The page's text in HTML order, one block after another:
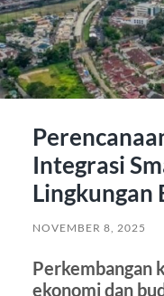
Integrasi
Lingkungan
NOVEMBER 8, 2025
Perkembangan
ekonomi dan